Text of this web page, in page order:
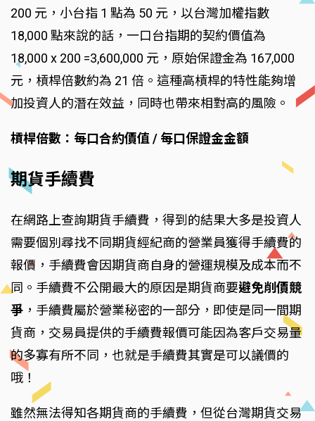
200 元，小台指 1 點為 50 元，以台灣加權指數
18,000 點來說的話，一口台指期的契約價值為
18,000 x 200 =3,600,000 元，原始保證金為 167,000
元，槓桿倍數約為 21 倍。這種高槓桿的特性能夠增
加投資人的潛在效益，同時也帶來相對高的風險。
槓桿倍數：每口合約價值 / 每口保證金金額
期貨手續費
在網路上查詢期貨手續費，得到的結果大多是投資人
需要個別尋找不同期貨經紀商的營業員獲得手續費的
報價，手續費會因期貨商自身的營運規模及成本而不
同。手續費不公開最大的原因是期貨商要避免削價競
爭 ，手續費屬於營業秘密的一部分，即使是同一間期
貨商，交易員提供的手續費報價可能因為客戶交易量
的多寡有所不同，也就是手續費其實是可以議價的
哦！
雖然無法得知各期貨商的手續費，但從台灣期貨交易